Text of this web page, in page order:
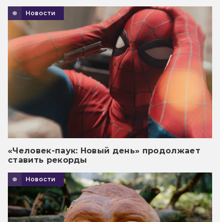
Новости
«Человек-паук: Новый день» продолжает
ставить рекорды
Новости